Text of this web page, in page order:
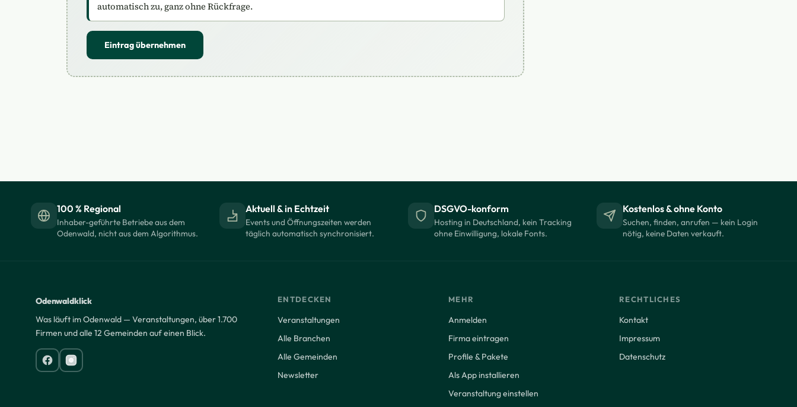
automatisch zu, ganz ohne Rückfrage.
Eintrag übernehmen
100 % Regional
Inhaber-geführte Betriebe aus dem
Odenwald, nicht aus dem Algorithmus.
Aktuell & in Echtzeit
Events und Öffnungszeiten werden
täglich automatisch synchronisiert.
DSGVO-konform
Hosting in Deutschland, kein Tracking
ohne Einwilligung, lokale Fonts.
Kostenlos & ohne Konto
Suchen, finden, anrufen — kein Login
nötig, keine Daten verkauft.
Odenwaldklick
Was läuft im Odenwald — Veranstaltungen, über 1.700
Firmen und alle 12 Gemeinden auf einen Blick.
ENTDECKEN
Veranstaltungen
Alle Branchen
Alle Gemeinden
Newsletter
MEHR
Anmelden
Firma eintragen
Profile & Pakete
Als App installieren
Veranstaltung einstellen
RECHTLICHES
Kontakt
Impressum
Datenschutz